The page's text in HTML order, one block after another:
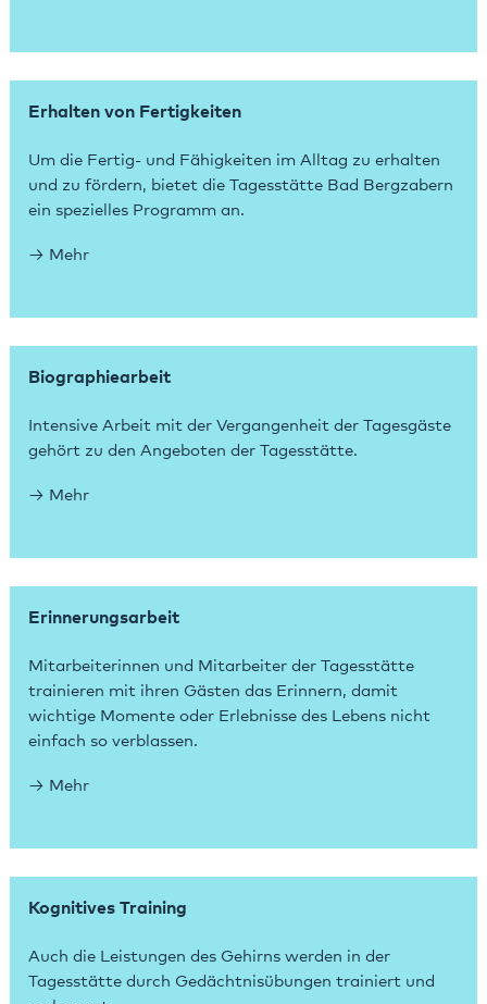
Erhalten von Fertigkeiten
Um die Fertig- und Fähigkeiten im Alltag zu erhalten
und zu fördern, bietet die Tagesstätte Bad Bergzabern
ein spezielles Programm an.
Mehr
Biographiearbeit
Intensive Arbeit mit der Vergangenheit der Tagesgäste
gehört zu den Angeboten der Tagesstätte.
Mehr
Erinnerungsarbeit
Mitarbeiterinnen und Mitarbeiter der Tagesstätte
trainieren mit ihren Gästen das Erinnern, damit
wichtige Momente oder Erlebnisse des Lebens nicht
einfach so verblassen.
Mehr
Kognitives Training
Auch die Leistungen des Gehirns werden in der
Tagesstätte durch Gedächtnisübungen trainiert und